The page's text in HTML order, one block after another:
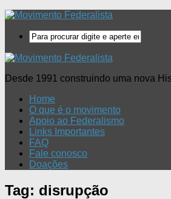
Desde 1991 construindo uma nova
Home
O que é o movimento
Apoio ao Federalismo
Links Importantes
FAQ
Fale conosco
Doações
Tag: disrupção